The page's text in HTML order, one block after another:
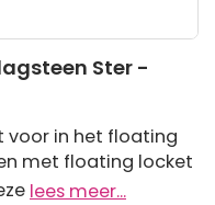
Ster -
voor in het floating
met floating locket
lees meer...